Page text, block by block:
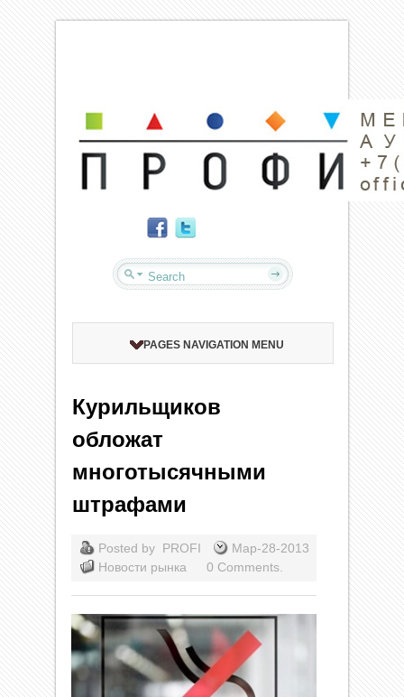
PAGES NAVIGATION MENU
Курильщиков
обложат
многотысячными
штрафами
Posted by PROFI
Мар-28-2013
Новости рынка
0 Comments.